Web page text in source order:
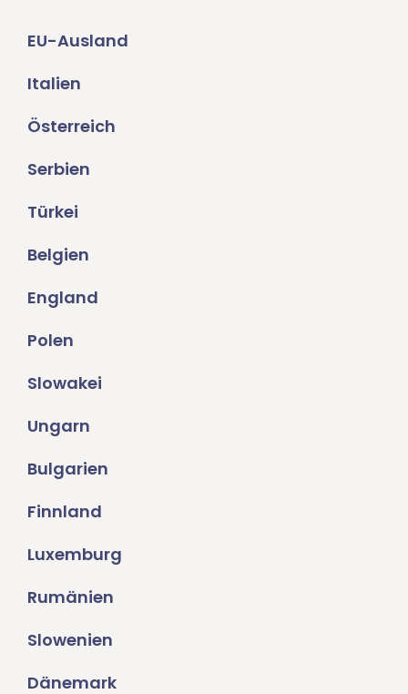
EU-Ausland
Italien
Österreich
Serbien
Türkei
Belgien
England
Polen
Slowakei
Ungarn
Bulgarien
Finnland
Luxemburg
Rumänien
Slowenien
Dänemark